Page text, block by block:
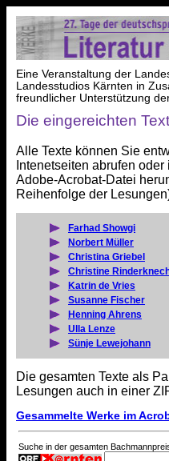
Eine Veranstaltung der
Landesstudios Kärnten in
freundlicher Unterstützung
Die eingereichten
Alle Texte können Sie
Intenetseiten abrufen
Adobe-Acrobat-Datei
Reihenfolge der
Farhad Showgi
Norbert Müller
Christina Griebel
Christine
Katrin de Vries
Susanne Fischer
Henning Ahrens
Ulla Lenze
Sünje Lewejohann
Die gesamten Texte als
Lesungen auch in einer
Gesammelte Werke im
Suche in der gesamten